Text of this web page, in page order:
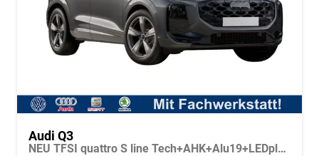
Audi Q3
NEU TFSI quattro S line Tech+AHK+Alu19+LEDplus+KlimaPlus+ExtSchwarz